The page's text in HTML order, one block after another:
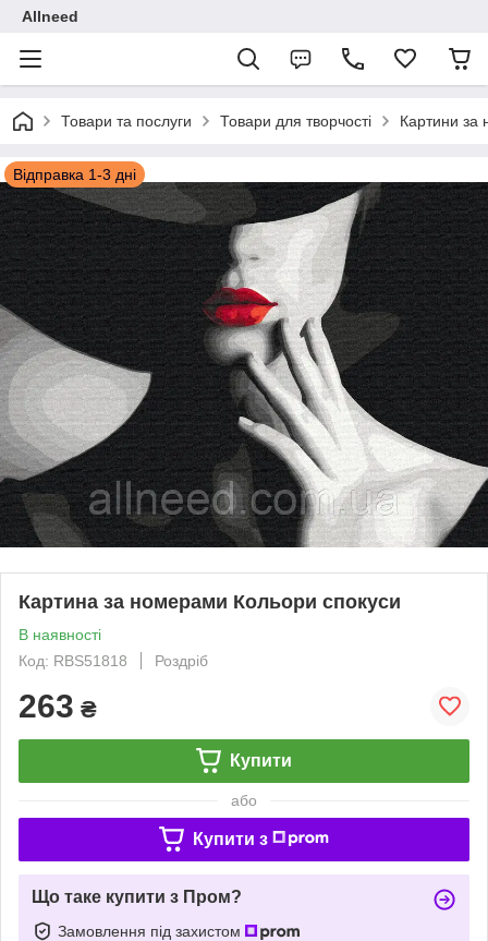
Allneed
Товари та послуги Товари для творчості Картини за
Відправка 1-3 дні
Картина за номерами Кольори спокуси
В наявності
Код: RBS51818
Роздріб
263 ₴
Купити
або
Купити з
Що таке купити з Пром?
Замовлення під захистом